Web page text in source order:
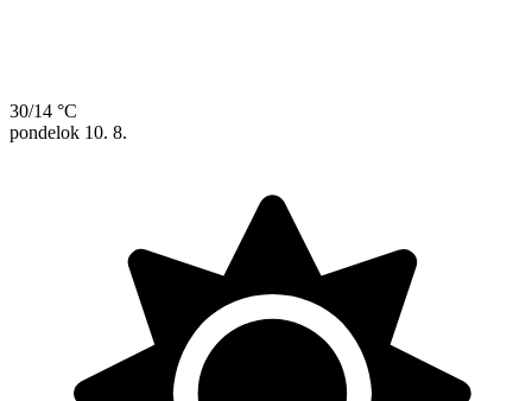
30/14 °C
pondelok 10. 8.